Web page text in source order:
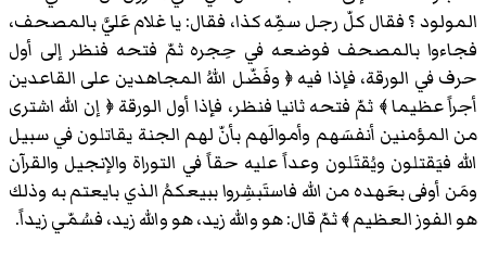
المولود ؟ فقال كلّ رجل سمِّه كذا، فقال: يا غلام عَليَّبالمصحف،
فجاءوا بالمصحف فوضعه في حِجره ثمّ فتحه فنظر إلى أول
حرف في الورقة، فإذا فيه ﴿ وفَضّل اللهُ المجاهدين على القاعدين
أجراً عظيما ﴾ ثمّ فتحه ثانيا فنظر، فإذا أول الورقة ﴿ إن الله اشترى
من المؤمنين أنفسَهم وأموالَهم بأنّ لهم الجنة يقاتلون في سبيل
الله فيَقتلون ويُقتَلون وعداً عليه حقاً في التوراة والإنجيل والقرآن
ومَن أوفى بعَهده من الله فاستَبشِروا ببيعكمُ الذي بايعتم به وذلك
هو الفوز العظيم ﴾ ثمّ قال: هو والله زيد، هو والله زيد، فسُمّي زيداً.